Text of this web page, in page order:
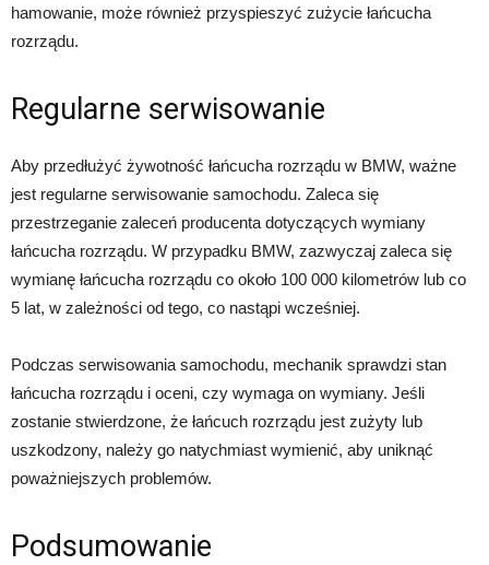
hamowanie, może również przyspieszyć zużycie łańcucha
rozrządu.
Regularne serwisowanie
Aby przedłużyć żywotność łańcucha rozrządu w BMW, ważne
jest regularne serwisowanie samochodu. Zaleca się
przestrzeganie zaleceń producenta dotyczących wymiany
łańcucha rozrządu. W przypadku BMW, zazwyczaj zaleca się
wymianę łańcucha rozrządu co około 100 000 kilometrów lub co
5 lat, w zależności od tego, co nastąpi wcześniej.
Podczas serwisowania samochodu, mechanik sprawdzi stan
łańcucha rozrządu i oceni, czy wymaga on wymiany. Jeśli
zostanie stwierdzone, że łańcuch rozrządu jest zużyty lub
uszkodzony, należy go natychmiast wymienić, aby uniknąć
poważniejszych problemów.
Podsumowanie